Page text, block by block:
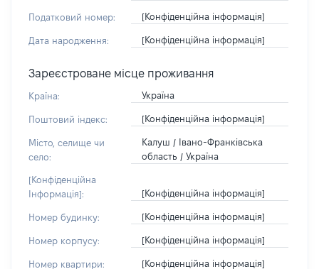
Податковий номер: [Конфіденційна інформація]
Дата народження: [Конфіденційна інформація]
Зареєстроване місце проживання
Країна: Україна
Поштовий індекс: [Конфіденційна інформація]
Місто, селище чи
село:
Калуш / Івано-Франківська
область / Україна
[Конфіденційна
Інформація]:
[Конфіденційна інформація]
Номер будинку: [Конфіденційна інформація]
Номер корпусу: [Конфіденційна інформація]
Номер квартири: [Конфіденційна інформація]